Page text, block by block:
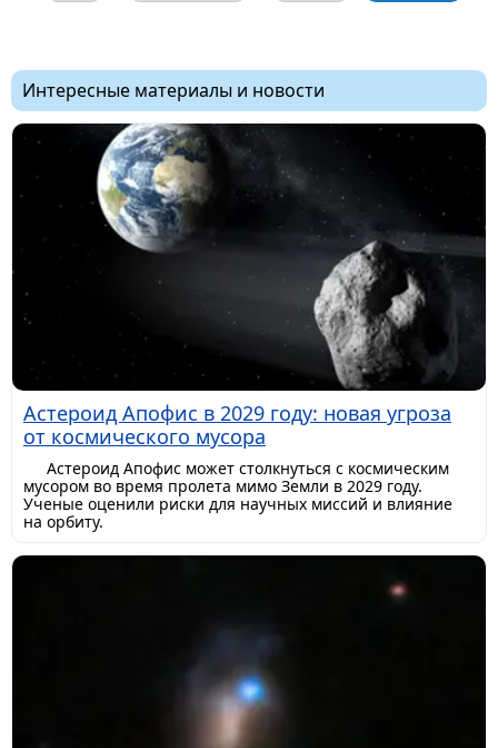
Интересные материалы и новости
Астероид Апофис в 2029 году: новая угроза
от космического мусора
Астероид Апофис может столкнуться с космическим
мусором во время пролета мимо Земли в 2029 году.
Ученые оценили риски для научных миссий и влияние
на орбиту.